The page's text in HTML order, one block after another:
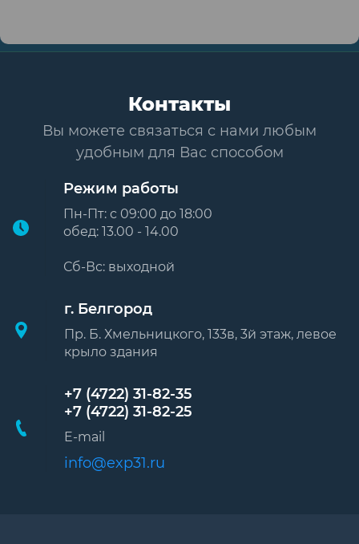
Контакты
Вы можете связаться с нами любым
удобным для Вас способом
Режим работы
Пн-Пт: с 09:00 до 18:00
обед: 13.00 - 14.00
Сб-Вс: выходной
г. Белгород
Пр. Б. Хмельницкого, 133в, 3й этаж, левое
крыло здания
+7 (4722) 31-82-35
+7 (4722) 31-82-25
E-mail
info@exp31.ru